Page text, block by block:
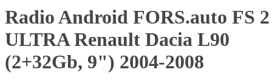
Radio Android FORS.auto FS 2
ULTRA Renault Dacia L90
(2+32Gb, 9") 2004-2008